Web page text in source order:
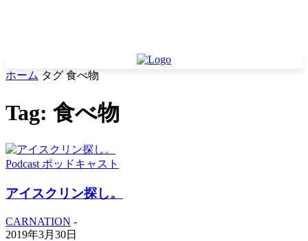
ホーム タグ 食べ物
Tag: 食べ物
Podcast ポッドキャスト
アイスクリン探し。
CARNATION -
2019年3月30日